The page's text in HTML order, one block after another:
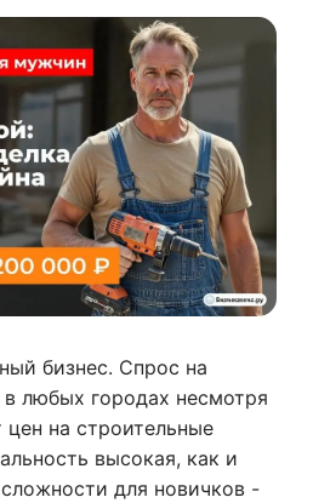
бизнес. Спрос на
любых городах несмотря
на строительные
высокая, как и
для новичков -